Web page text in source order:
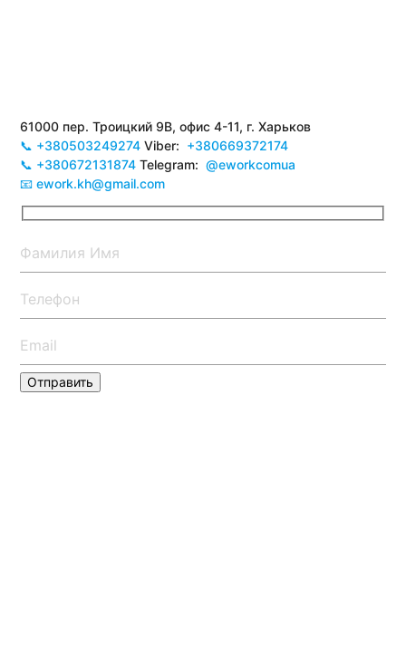
61000 пер. Троицкий 9В, офис 4-11, г. Харьков
📞 +380503249274 Viber: +380669372174
📞 +380672131874 Telegram:@eworkcomua
📧 ework.kh@gmail.com